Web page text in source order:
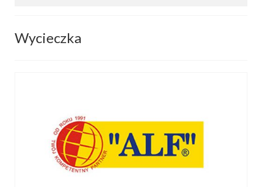
Remont kościoła
Parafia
Historia
Wycieczka